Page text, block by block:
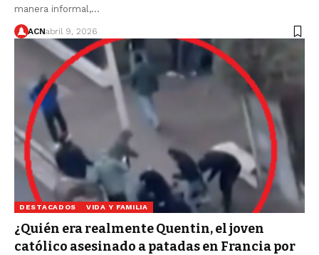
manera informal,…
ACNabril 9, 2026
DESTACADOS VIDA Y FAMILIA
¿Quién era realmente Quentin, el joven
católico asesinado a patadas en Francia por